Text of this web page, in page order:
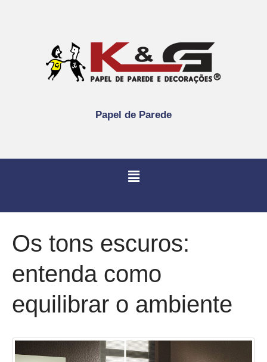
Papel de Parede
Os tons escuros:
entenda como
equilibrar o ambiente